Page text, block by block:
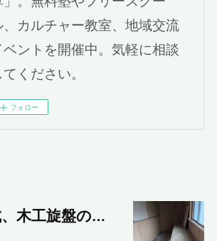
、カルチャー教室、地域交流
ベントを開催中。気軽に相談
てください。
フォロー
作業室が完成、木工旋盤の実習しました。